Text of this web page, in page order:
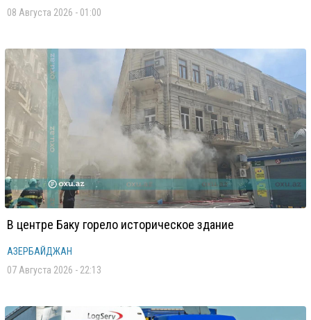
08 Августа 2026 - 01:00
В центре Баку горело историческое здание
АЗЕРБАЙДЖАН
07 Августа 2026 - 22:13